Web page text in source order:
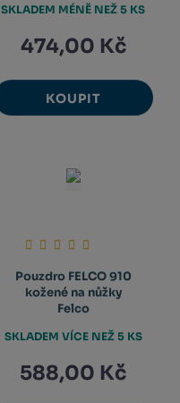
474,00 Kč
KOUPIT
SKLADEM MÉNĚ NEŽ 5 KS
Pouzdro FELCO 910
kožené na nůžky
Felco
588,00 Kč
SKLADEM VÍCE NEŽ 5 KS